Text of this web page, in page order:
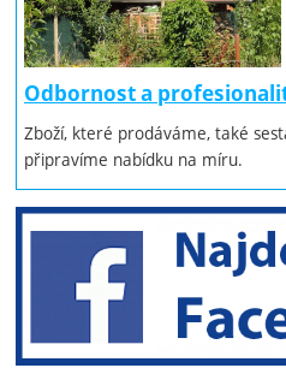
Odbornost a
Zboží, které prodáváme, také
připravíme nabídku na míru.